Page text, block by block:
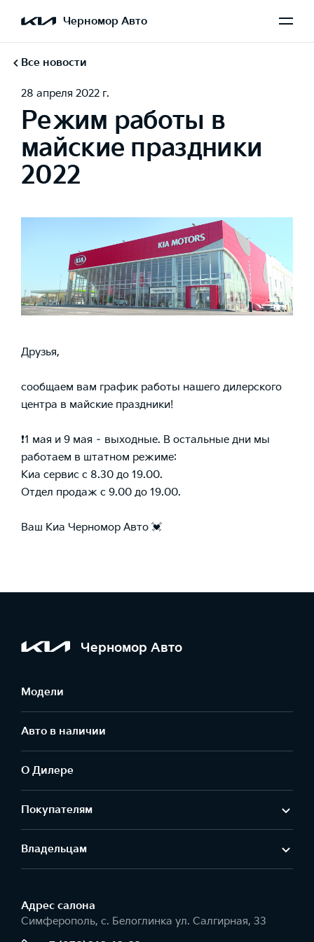
Черномор Авто
Все новости
28 апреля 2022 г.
Режим работы в
майские праздники
2022
Друзья,
сообщаем вам график работы нашего дилерского
центра в майские праздники!
❗1 мая и 9 мая – выходные. В остальные дни мы
работаем в штатном режиме:
Киа сервис с 8.30 до 19.00.
Отдел продаж с 9.00 до 19.00.
Ваш Киа Черномор Авто 💓
Черномор Авто
Модели
Авто в наличии
О Дилере
Покупателям
Владельцам
Адрес салонa
Симферополь, с. Белоглинка ул. Салгирная, 33